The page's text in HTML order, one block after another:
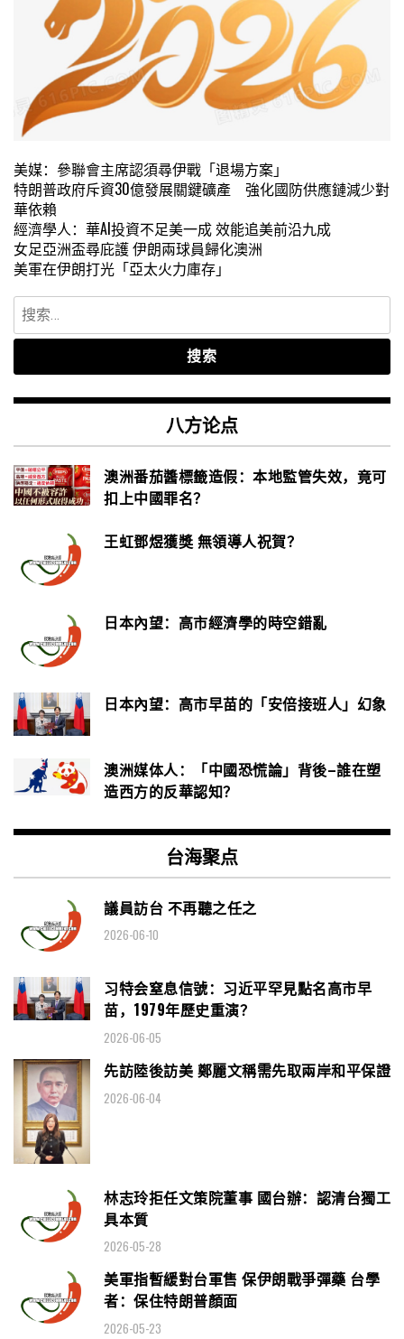
美媒：參聯會主席認須尋伊戰「退場方案」
特朗普政府斥資30億發展關鍵礦產 強化國防供應鏈減少對
華依賴
經濟學人：華AI投資不足美一成 效能追美前沿九成
女足亞洲盃尋庇護 伊朗兩球員歸化澳洲
美軍在伊朗打光「亞太火力庫存」
搜
索：
八方论点
澳洲番茄醬標籤造假：本地監管失效，竟可
扣上中國罪名？
王虹鄧煜獲獎 無領導人祝賀？
日本內望：高市經濟學的時空錯亂
日本內望：高市早苗的「安倍接班人」幻象
澳洲媒体人：「中國恐慌論」背後–誰在塑
造西方的反華認知？
台海聚点
議員訪台 不再聽之任之
2026-06-10
习特会窒息信號：习近平罕見點名高市早
苗，1979年歷史重演？
2026-06-05
先訪陸後訪美 鄭麗文稱需先取兩岸和平保證
2026-06-04
林志玲拒任文策院董事 國台辦：認清台獨工
具本質
2026-05-28
美軍指暫緩對台軍售 保伊朗戰爭彈藥 台學
者：保住特朗普顏面
2026-05-23